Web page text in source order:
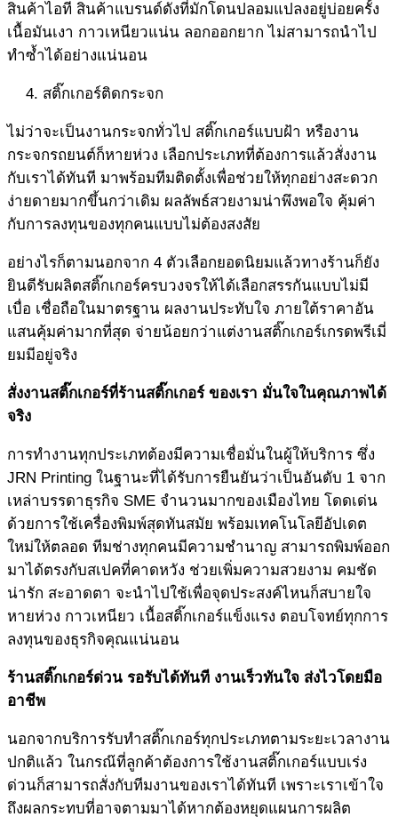
สินค้าไอที สินค้าแบรนด์ดังที่มักโดนปลอมแปลงอยู่บ่อยครั้ง
เนื้อมันเงา กาวเหนียวแน่น ลอกออกยาก ไม่สามารถนำไป
ทำซ้ำได้อย่างแน่นอน
สติ๊กเกอร์ติดกระจก
ไม่ว่าจะเป็นงานกระจกทั่วไป สติ๊กเกอร์แบบฝ้า หรืองาน
กระจกรถยนต์ก็หายห่วง เลือกประเภทที่ต้องการแล้วสั่งงาน
กับเราได้ทันที มาพร้อมทีมติดตั้งเพื่อช่วยให้ทุกอย่างสะดวก
ง่ายดายมากขึ้นกว่าเดิม ผลลัพธ์สวยงามน่าพึงพอใจ คุ้มค่า
กับการลงทุนของทุกคนแบบไม่ต้องสงสัย
อย่างไรก็ตามนอกจาก 4 ตัวเลือกยอดนิยมแล้วทางร้านก็ยัง
ยินดีรับผลิตสติ๊กเกอร์ครบวงจรให้ได้เลือกสรรกันแบบไม่มี
เบื่อ เชื่อถือในมาตรฐาน ผลงานประทับใจ ภายใต้ราคาอัน
แสนคุ้มค่ามากที่สุด จ่ายน้อยกว่าแต่งานสติ๊กเกอร์เกรดพรีเมี่
ยมมีอยู่จริง
สั่งงานสติ๊กเกอร์ที่ร้านสติ๊กเกอร์ของเรา มั่นใจในคุณภาพได้
จริง
การทำงานทุกประเภทต้องมีความเชื่อมั่นในผู้ให้บริการ ซึ่ง
JRN Printing ในฐานะที่ได้รับการยืนยันว่าเป็นอันดับ 1 จาก
เหล่าบรรดาธุรกิจ SME จำนวนมากของเมืองไทย โดดเด่น
ด้วยการใช้เครื่องพิมพ์สุดทันสมัย พร้อมเทคโนโลยีอัปเดต
ใหม่ให้ตลอด ทีมช่างทุกคนมีความชำนาญ สามารถพิมพ์ออก
มาได้ตรงกับสเปคที่คาดหวัง ช่วยเพิ่มความสวยงาม คมชัด
น่ารัก สะอาดตา จะนำไปใช้เพื่อจุดประสงค์ไหนก็สบายใจ
หายห่วง กาวเหนียว เนื้อสติ๊กเกอร์แข็งแรง ตอบโจทย์ทุกการ
ลงทุนของธุรกิจคุณแน่นอน
ร้านสติ๊กเกอร์ด่วน รอรับได้ทันที งานเร็วทันใจ ส่งไวโดยมือ
อาชีพ
นอกจากบริการรับทำสติ๊กเกอร์ทุกประเภทตามระยะเวลางาน
ปกติแล้ว ในกรณ๊ที่ลูกค้าต้องการใช้งานสติ๊กเกอร์แบบเร่ง
ด่วนก็สามารถสั่งกับทีมงานของเราได้ทันที เพราะเราเข้าใจ
ถึงผลกระทบที่อาจตามมาได้หากต้องหยุดแผนการผลิต